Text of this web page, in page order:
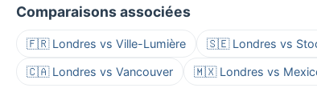
Comparaisons associées
🇫🇷 Londres vs Ville-Lumière 🇸🇪 Londres vs
🇨🇦 Londres vs Vancouver 🇲🇽 Londres vs